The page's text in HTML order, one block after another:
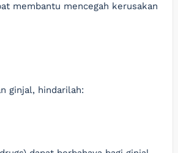
membantu mencegah kerusakan
ginjal, hindarilah: